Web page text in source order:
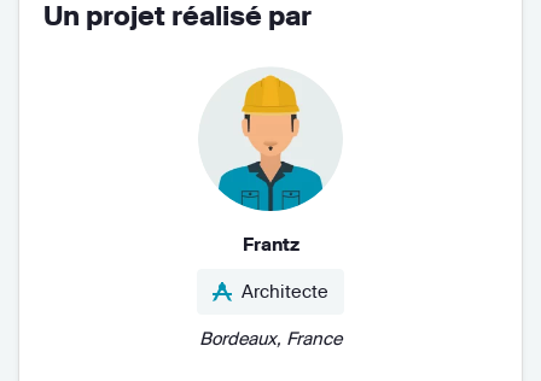
Un projet réalisé par
Frantz
Architecte
Bordeaux, France